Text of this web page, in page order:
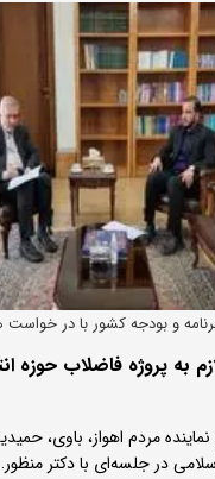
و بودجه کشور با در خواست
به پروژه فاضلاب حوزه
مردم اهواز، باوی،
در جلسه‌ای با دکتر